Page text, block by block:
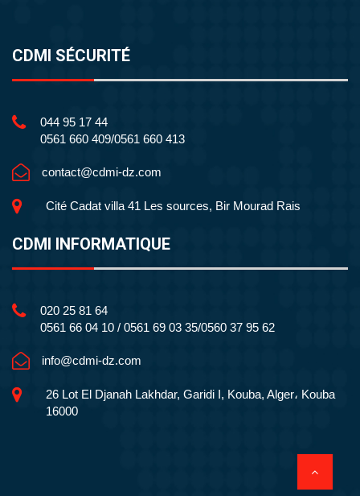
CDMI SÉCURITÉ
044 95 17 44
0561 660 409/0561 660 413
contact@cdmi-dz.com
Cité Cadat villa 41 Les sources, Bir Mourad Rais
CDMI INFORMATIQUE
020 25 81 64
0561 66 04 10 / 0561 69 03 35/0560 37 95 62
info@cdmi-dz.com
26 Lot El Djanah Lakhdar, Garidi I, Kouba, Alger، Kouba
16000